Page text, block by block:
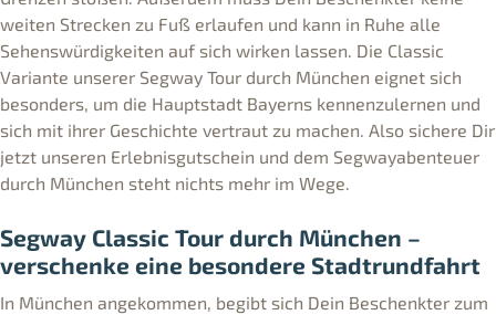
weiten Strecken zu Fuß erlaufen und kann in Ruhe alle
Sehenswürdigkeiten auf sich wirken lassen. Die Classic
Variante unserer Segway Tour durch München eignet sich
besonders, um die Hauptstadt Bayerns kennenzulernen und
sich mit ihrer Geschichte vertraut zu machen. Also sichere Dir
jetzt unseren Erlebnisgutschein und dem Segwayabenteuer
durch München steht nichts mehr im Wege.
Segway Classic Tour durch München –
verschenke eine besondere Stadtrundfahrt
In München angekommen, begibt sich Dein Beschenkter zum